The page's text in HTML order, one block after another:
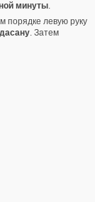
минуты.
порядке левую руку
. Затем